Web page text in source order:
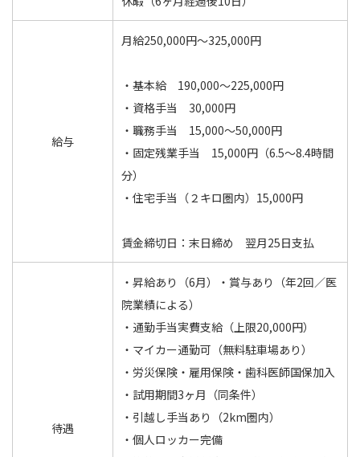
給与
月給250,000円〜325,000円
・基本給 190,000～225,000円
・資格手当 30,000円
・職務手当 15,000～50,000円
・固定残業手当 15,000円（6.5〜8.4時間
分）
・住宅手当（２キロ圏内）15,000円
賃金締切日：末日締め 翌月25日支払
待遇
・昇給あり（6月）・賞与あり（年2回／医
院業績による）
・通勤手当実費支給（上限20,000円）
・マイカー通勤可（無料駐車場あり）
・労災保険・雇用保険・歯科医師国保加入
・試用期間3ヶ月（同条件）
・引越し手当あり（2km圏内）
・個人ロッカー完備